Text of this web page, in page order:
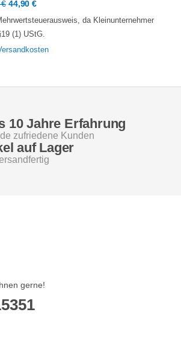
€ Ursprünglicher
Preis
war:
51,90 €
44,90€Aktueller
Preis
ist:
44,90 €.
da Kleinunternehmer
(1) UStG.
10 Jahre Erfahrung
zufriedene Kunden
auf Lager
gerne!